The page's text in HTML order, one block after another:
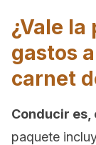
¿Vale la
gastos
carnet
Conducir es,
paquete